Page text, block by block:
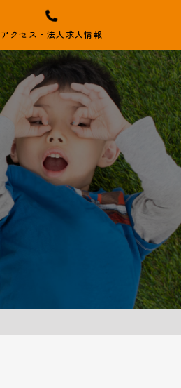
アクセス・法人求人情報